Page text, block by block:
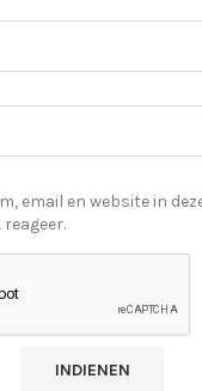
email en website in